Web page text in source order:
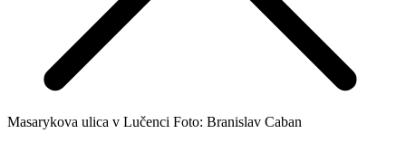
Masarykova ulica v Lučenci Foto: Branislav Caban